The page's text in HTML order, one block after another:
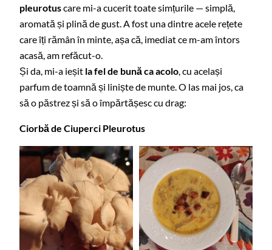
pleurotuscare mi-a cucerit toate simțurile — simplă,
aromată și plină de gust. A fost una dintre acele rețete
care îți rămân în minte, așa că, imediat ce m-am întors
acasă, am refăcut-o.
Și da, mi-a ieșit la fel de bună ca acolo , cu același
parfum de toamnă și liniște de munte. O las mai jos, ca
să o păstrez și să o împărtășesc cu drag:
Ciorbă de Ciuperci Pleurotus